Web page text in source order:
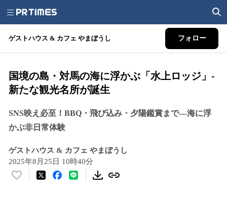
ゲストハウス & カフェ やまぼうし フォロー
国境の島・対馬の海に浮かぶ「水上ロッジ」-
新たな観光名所が誕生
SNS映え必至！BBQ・飛び込み・夕陽鑑賞まで—海に浮
かぶ非日常体験
ゲストハウス & カフェ やまぼうし
2025年8月25日 10時40分
い